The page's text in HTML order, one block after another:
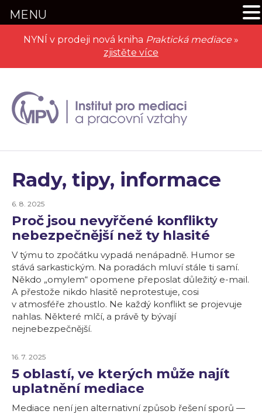
NYNÍ v prodeji nová kniha Praktická mediace »
zjistěte více
Rady, tipy, informace
6. 8. 2025
Proč jsou nevyřčené konflikty
nebezpečnější než ty hlasité
V týmu to zpočátku vypadá nenápadně. Humor se
stává sarkastickým. Na poradách mluví stále ti samí.
Někdo „omylem“ opomene přeposlat důležitý e-mail.
A přestože nikdo hlasitě neprotestuje, cosi
v atmosféře zhoustlo. Ne každý konflikt se projevuje
nahlas. Některé mlčí, a právě ty bývají
nejnebezpečnější.
16. 7. 2025
5 oblastí, ve kterých může najít
uplatnění mediace
Mediace není jen alternativní způsob řešení sporů —
MENU